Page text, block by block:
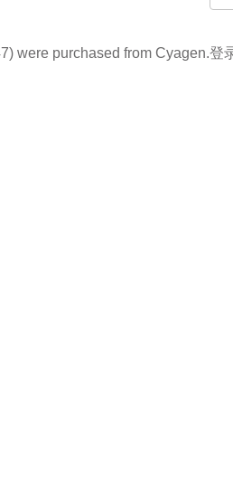
were purchased from Cyagen.登